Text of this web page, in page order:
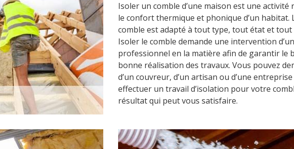
Isoler un comble d’une maison est une
le confort thermique et phonique d’un habitat.
comble est adapté à tout type, tout état et tout
Isoler le comble demande une intervention
professionnel en la matière afin de garantir le
bonne réalisation des travaux. Vous pouvez
d’un couvreur, d’un artisan ou d’une
effectuer un travail d’isolation pour votre
résultat qui peut vous satisfaire.